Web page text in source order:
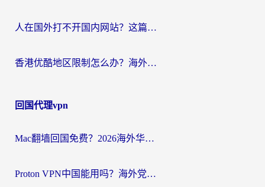
人在国外打不开国内网站？这篇攻略帮你无缝解锁国内资源（附交管12123使用技巧）
香港优酷地区限制怎么办？海外党亲测有效的追剧解决方案
回国代理vpn
Mac翻墙回国免费？2026海外华人亲测：从CCTV5直播到国内APP，这样选加速器才靠谱
Proton VPN中国能用吗？海外党选回国加速器的避坑指南（附番茄加速器实测）